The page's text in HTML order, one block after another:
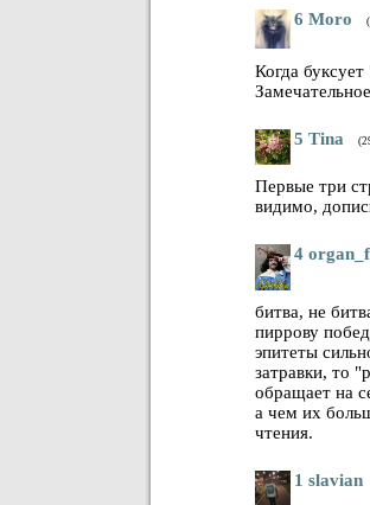
6 Moro
Когда
5 Tina
Первые три
видимо,
4
битва, не
пиррову
эпитеты
затравки, то
обращает на
а чем их
чтения.
1 slavian